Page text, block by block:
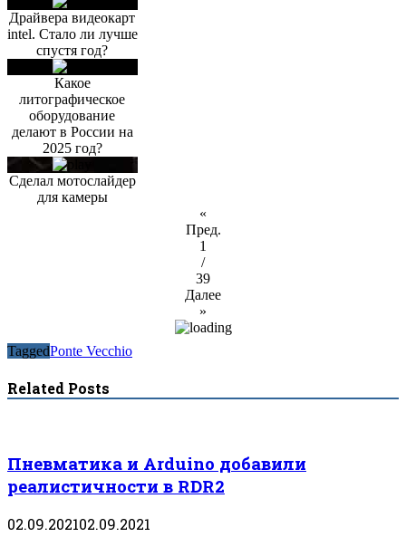
Драйвера видеокарт
intel. Стало ли лучше
спустя год?
Какое
литографическое
оборудование
делают в России на
2025 год?
Сделал мотослайдер
для камеры
«
Пред.
1
/
39
Далее
»
TaggedPonte Vecchio
Related Posts
Пневматика и Arduino добавили
реалистичности в RDR2
02.09.202102.09.2021